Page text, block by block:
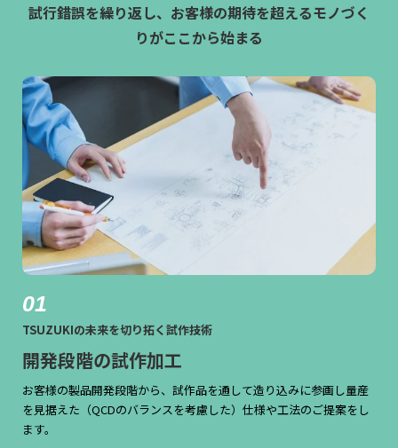
試行錯誤を繰り返し、お客様の期待を超えるモノづく
りがここから始まる
01
TSUZUKIの未来を切り拓く試作技術
開発段階の試作加工
お客様の製品開発段階から、試作品を通して造り込みに参画し量産
を見据えた（QCDのバランスを考慮した）仕様や工法のご提案をし
ます。